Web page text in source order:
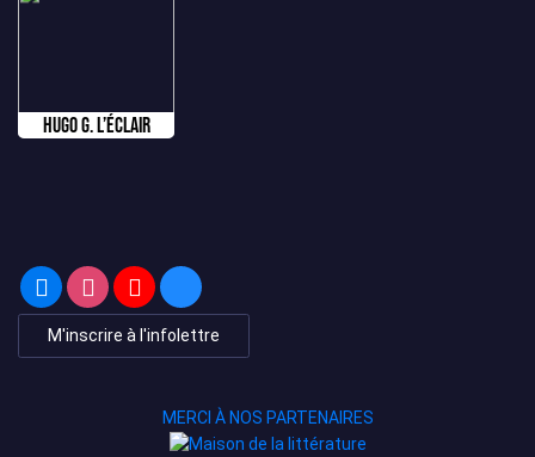
Hugo G. L’Éclair
M'inscrire à l'infolettre
MERCI À NOS PARTENAIRES